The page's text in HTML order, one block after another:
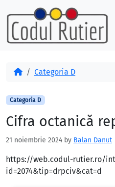
Skip to content
Skip to footer
AcasăCategoria D
Categoria D
Cifra octanică
21 noiembrie 2024 by Balan Danut
https://web.codul-rutier.ro/
id=2074&tip=drpciv&cat=d